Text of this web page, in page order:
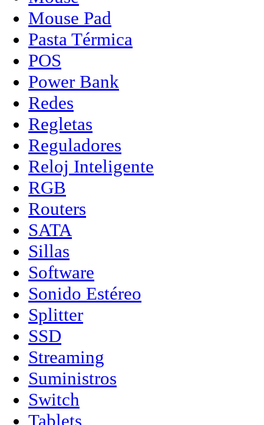
Mouse Pad
Pasta Térmica
POS
Power Bank
Redes
Regletas
Reguladores
Reloj Inteligente
RGB
Routers
SATA
Sillas
Software
Sonido Estéreo
Splitter
SSD
Streaming
Suministros
Switch
Tablets